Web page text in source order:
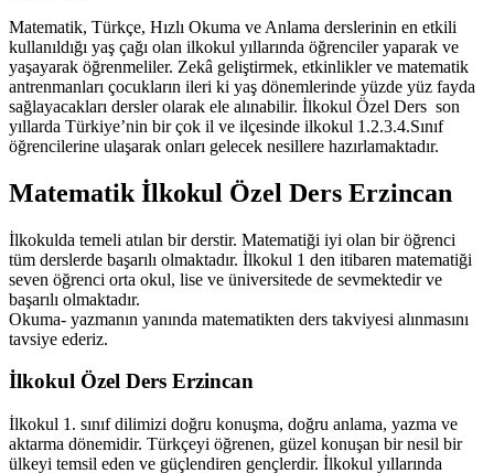
Matematik, Türkçe, Hızlı Okuma ve Anlama derslerinin en etkili
kullanıldığı yaş çağı olan ilkokul yıllarında öğrenciler yaparak ve
yaşayarak öğrenmeliler. Zekâ geliştirmek, etkinlikler ve matematik
antrenmanları çocukların ileri ki yaş dönemlerinde yüzde yüz fayda
sağlayacakları dersler olarak ele alınabilir. İlkokul Özel Ders son
yıllarda Türkiye’nin bir çok il ve ilçesinde ilkokul 1.2.3.4.Sınıf
öğrencilerine ulaşarak onları gelecek nesillere hazırlamaktadır.
Matematik İlkokul Özel Ders Erzincan
İlkokulda temeli atılan bir derstir. Matematiği iyi olan bir öğrenci
tüm derslerde başarılı olmaktadır. İlkokul 1 den itibaren matematiği
seven öğrenci orta okul, lise ve üniversitede de sevmektedir ve
başarılı olmaktadır.
Okuma- yazmanın yanında matematikten ders takviyesi alınmasını
tavsiye ederiz.
İlkokul Özel Ders Erzincan
İlkokul 1. sınıf dilimizi doğru konuşma, doğru anlama, yazma ve
aktarma dönemidir. Türkçeyi öğrenen, güzel konuşan bir nesil bir
ülkeyi temsil eden ve güçlendiren gençlerdir. İlkokul yıllarında